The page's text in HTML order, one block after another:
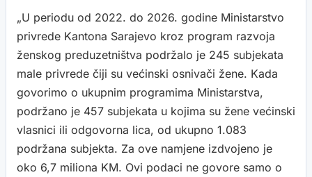
„U periodu od 2022. do 2026. godine Ministarstvo
privrede Kantona Sarajevo kroz program razvoja
ženskog preduzetništva podržalo je 245 subjekata
male privrede čiji su većinski osnivači žene. Kada
govorimo o ukupnim programima Ministarstva,
podržano je 457 subjekata u kojima su žene većinski
vlasnici ili odgovorna lica, od ukupno 1.083
podržana subjekta. Za ove namjene izdvojeno je
oko 6,7 miliona KM. Ovi podaci ne govore samo o